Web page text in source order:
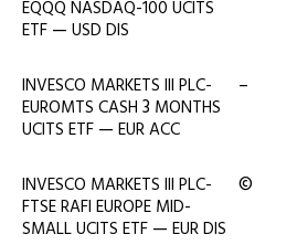
EQQQNASDAQ-100 UCITS
ETF — USD DIS
INVESCO MARKETS III PLC-
EUROMTS CASH 3 MONTHS
UCITS ETF — EURACC
–
INVESCO MARKETS III PLC-
FTSERAFI EUROPE MID-
SMALLUCITS ETF — EURDIS
©